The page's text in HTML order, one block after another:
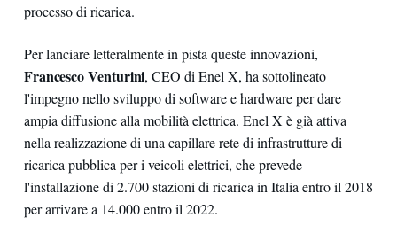
processo di ricarica.
Per lanciare letteralmente in pista queste innovazioni,
Francesco Venturini, CEO di Enel X, ha sottolineato
l'impegno nello sviluppo di software e hardware per dare
ampia diffusione alla mobilità elettrica. Enel X è già attiva
nella realizzazione di una capillare rete di infrastrutture di
ricarica pubblica per i veicoli elettrici, che prevede
l'installazione di 2.700 stazioni di ricarica in Italia entro il 2018
per arrivare a 14.000 entro il 2022.